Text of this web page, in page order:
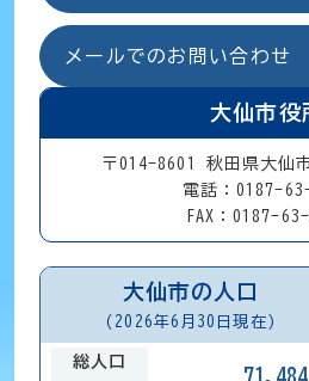
メールでのお問い合わせ
大仙市役
〒014-8601 秋田県大仙
電話：0187-
FAX：0187-
大仙市の人口
(2026年6月30日現在)
総人口
71,484